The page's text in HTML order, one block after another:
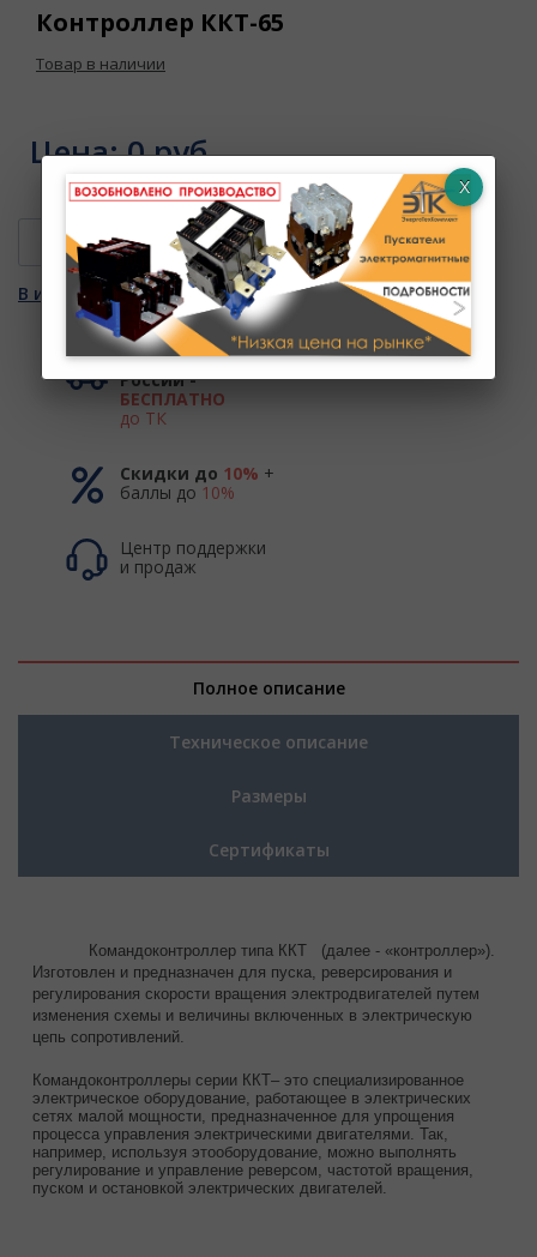
Контроллер ККТ-65
Товар в наличии
Цена:0 руб.
В КОРЗИНУ
В избранное
Доставка по
России -
БЕСПЛАТНО
до ТК
Скидки до 10% +
баллы до 10%
Центр поддержки
и продаж
Полное описание
Техническое описание
Размеры
Сертификаты
Командоконтроллер типа ККТ (далее - «контроллер»).
Изготовлен и предназначен для пуска, реверсирования и
регулирования скорости вращения электродвигателей путем
изменения схемы и величины включенных в электрическую
цепь сопротивлений.
Командоконтроллеры серии ККТ– это специализированное
электрическое оборудование, работающее в электрических
сетях малой мощности, предназначенное для упрощения
процесса управления электрическими двигателями. Так,
например, используя этооборудование, можно выполнять
регулирование и управление реверсом, частотой вращения,
пуском и остановкой электрических двигателей.